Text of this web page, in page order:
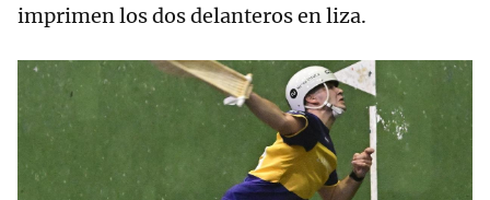
imprimen los dos delanteros en liza.